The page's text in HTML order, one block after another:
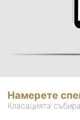
Намерете
Класацията